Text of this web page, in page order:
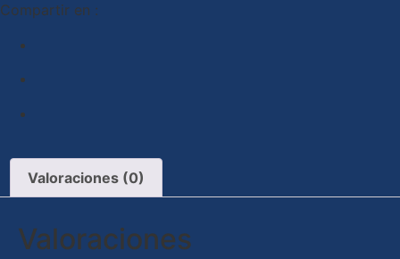
Compartir en :
Valoraciones (0)
Valoraciones